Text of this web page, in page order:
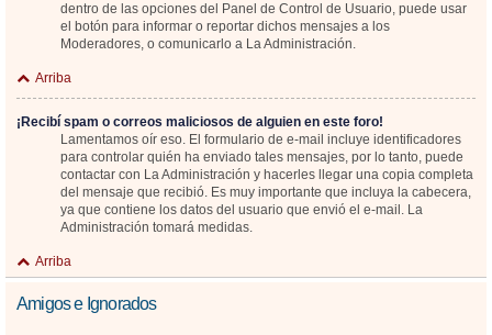
dentro de las opciones del Panel de Control de Usuario, puede usar
el botón para informar o reportar dichos mensajes a los
Moderadores, o comunicarlo a La Administración.
Arriba
¡Recibí spam o correos maliciosos de alguien en este foro!
Lamentamos oír eso. El formulario de e-mail incluye identificadores
para controlar quién ha enviado tales mensajes, por lo tanto, puede
contactar con La Administración y hacerles llegar una copia completa
del mensaje que recibió. Es muy importante que incluya la cabecera,
ya que contiene los datos del usuario que envió el e-mail. La
Administración tomará medidas.
Arriba
Amigos e Ignorados